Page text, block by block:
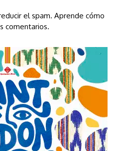
el spam. Aprende cómo
comentarios.